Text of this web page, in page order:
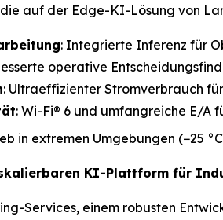
auf der Edge-KI-Lösung von
: Integrierte Inferenz für
operative
: Ultraeffizienter Stromverbrauch
: Wi-Fi® 6 und umfangreiche E/A
in extremen Umgebungen (−25
KI-Plattform für
Services, einem robusten